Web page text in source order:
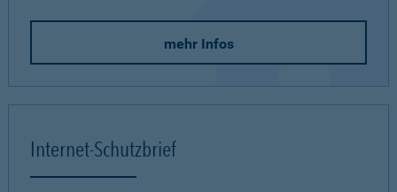
mehr Infos
Internet-Schutzbrief